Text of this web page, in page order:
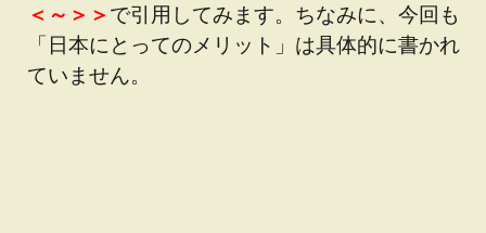
＜～＞＞ で引用してみます。ちなみに、今回も
「日本にとってのメリット」は具体的に書かれ
ていません。